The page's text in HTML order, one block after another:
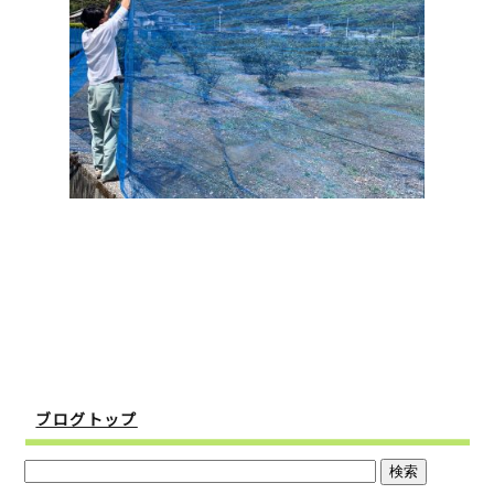
ブログトップ